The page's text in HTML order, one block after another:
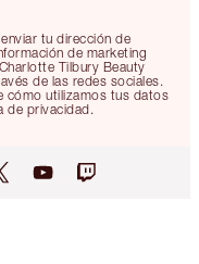
tu dirección de
de marketing
Tilbury Beauty
de las redes sociales.
cómo utilizamos tus datos
de privacidad.